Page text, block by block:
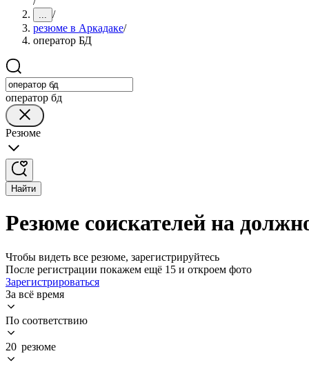
... /
резюме в Аркадаке/
оператор БД
оператор бд
Резюме
Найти
Резюме соискателей на
Чтобы видеть все резюме, зарегистрируйтесь
После регистрации покажем ещё 15 и откроем фото
Зарегистрироваться
За всё время
По соответствию
20 резюме